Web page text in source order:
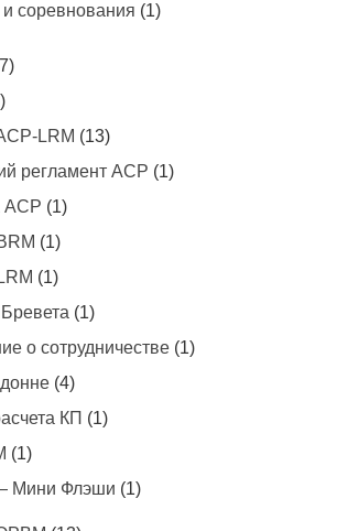
соревнования (1)
LRM (13)
регламент АСР (1)
АСР (1)
(1)
(1)
(1)
о сотрудничестве(1)
(4)
КП (1)
(1)
Флэши (1)